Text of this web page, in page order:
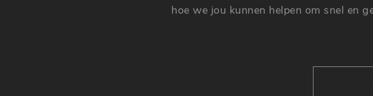
hoe we jou kunnen helpen om snel en